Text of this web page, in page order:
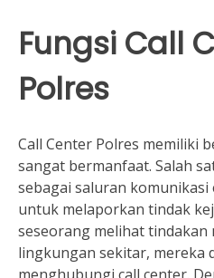
Fungsi Call
Polres
Call Center Polres memiliki
sangat bermanfaat. Salah
sebagai saluran
untuk melaporkan tindak
seseorang melihat tindakan
lingkungan sekitar, mereka